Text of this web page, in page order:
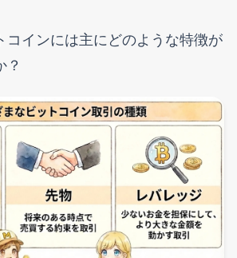
コインには主にどのような特徴が
？